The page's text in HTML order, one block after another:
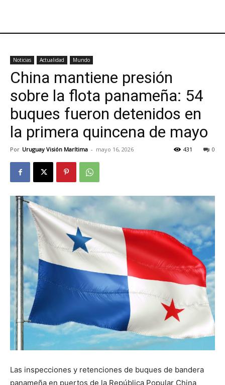
Noticias Actualidad Mundo
China mantiene presión
sobre la flota panameña: 54
buques fueron detenidos en
la primera quincena de mayo
Por Uruguay Visión Marítima - mayo 16, 2026 0
431
Las inspecciones y retenciones de buques de bandera
panameña en puertos de la República Popular China